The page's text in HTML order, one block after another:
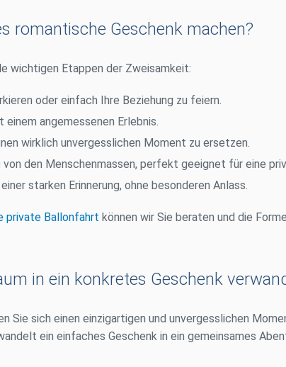
romantische Geschenk machen?
wichtigen Etappen der Zweisamkeit:
oder einfach Ihre Beziehung zu feiern.
einem angemessenen Erlebnis.
wirklich unvergesslichen Moment zu ersetzen.
von den Menschenmassen, perfekt geeignet für eine
starken Erinnerung, ohne besonderen Anlass.
private Ballonfahrt können wir Sie beraten und die
in ein konkretes Geschenk
Sie sich einen einzigartigen und unvergesslichen
ein einfaches Geschenk in ein gemeinsames